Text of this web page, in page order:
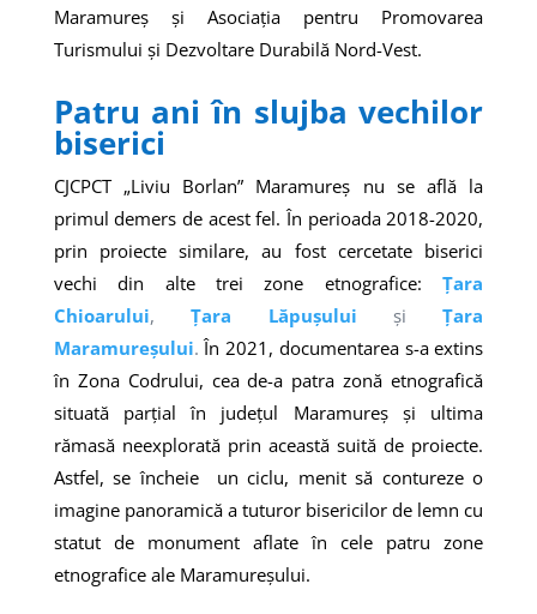
Maramureș și Asociația pentru Promovarea
Turismului și Dezvoltare Durabilă Nord-Vest.
Patru ani în slujba vechilor
biserici
CJCPCT „Liviu Borlan” Maramureș nu se află la
primul demers de acest fel. În perioada 2018-2020,
prin proiecte similare, au fost cercetate biserici
vechi din alte trei zone etnografice:
Țara
Chioarului,Țara Lăpușului șiȚara
Maramureșului.În 2021, documentarea s-a extins
în Zona Codrului, cea de-a patra zonă etnografică
situată parțial în județul Maramureș și ultima
rămasă neexplorată prin această suită de proiecte.
Astfel, se încheie un ciclu, menit să contureze o
imagine panoramică a tuturor bisericilor de lemn cu
statut de monument aflate în cele patru zone
etnografice ale Maramureșului.